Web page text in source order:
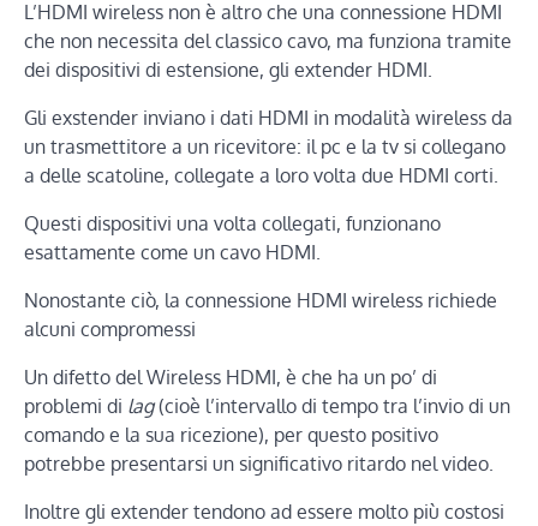
L’HDMI wireless non è altro che una connessione HDMI
che non necessita del classico cavo, ma funziona tramite
dei dispositivi di estensione, gli extender HDMI.
Gli exstender inviano i dati HDMI in modalità wireless da
un trasmettitore a un ricevitore: il pc e la tv si collegano
a delle scatoline, collegate a loro volta due HDMI corti.
Questi dispositivi una volta collegati, funzionano
esattamente come un cavo HDMI.
Nonostante ciò, la connessione HDMI wireless richiede
alcuni compromessi
Un difetto del Wireless HDMI, è che ha un po’ di
problemi di lag(cioè l’intervallo di tempo tra l’invio di un
comando e la sua ricezione), per questo positivo
potrebbe presentarsi un significativo ritardo nel video.
Inoltre gli extender tendono ad essere molto più costosi